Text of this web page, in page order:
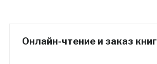
Онлайн-чтение и заказ книг